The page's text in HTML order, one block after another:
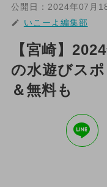
公開日： 2024年07月
いこーよ編集部
【宮崎】
の水遊びス
＆無料も